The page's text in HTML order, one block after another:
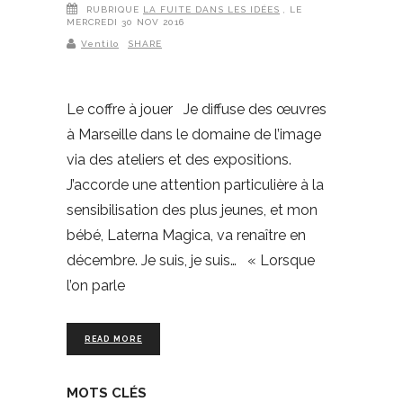
RUBRIQUE LA FUITE DANS LES IDÉES
, LE
MERCREDI 30 NOV 2016
Ventilo SHARE
Le coffre à jouer Je diffuse des œuvres
à Marseille dans le domaine de l’image
via des ateliers et des expositions.
J’accorde une attention particulière à la
sensibilisation des plus jeunes, et mon
bébé, Laterna Magica, va renaître en
décembre. Je suis, je suis… « Lorsque
l’on parle
READ MORE
MOTS CLÉS